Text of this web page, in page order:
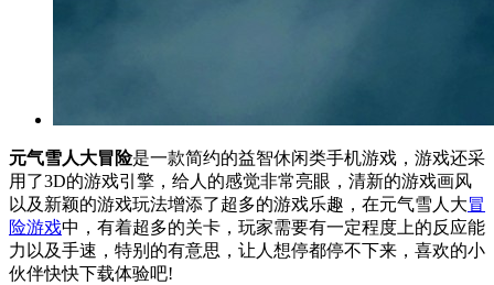
元气雪人大冒险是一款简约的益智休闲类手机游戏，游戏还采
用了3D的游戏引擎，给人的感觉非常亮眼，清新的游戏画风
以及新颖的游戏玩法增添了超多的游戏乐趣，在元气雪人大冒
险游戏中，有着超多的关卡，玩家需要有一定程度上的反应能
力以及手速，特别的有意思，让人想停都停不下来，喜欢的小
伙伴快快下载体验吧!